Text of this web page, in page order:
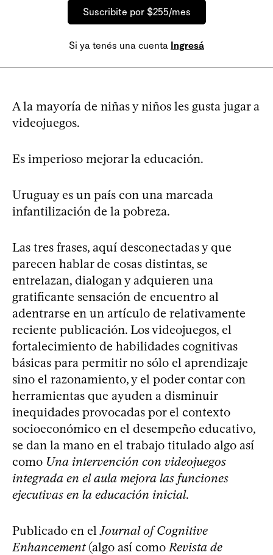
Suscribite por $255/mes
Si ya tenés una cuenta Ingresá
A la mayoría de niñas y niños les gusta jugar a
videojuegos.
Es imperioso mejorar la educación.
Uruguay es un país con una marcada
infantilización de la pobreza.
Las tres frases, aquí desconectadas y que
parecen hablar de cosas distintas, se
entrelazan, dialogan y adquieren una
gratificante sensación de encuentro al
adentrarse en un artículo de relativamente
reciente publicación. Los videojuegos, el
fortalecimiento de habilidades cognitivas
básicas para permitir no sólo el aprendizaje
sino el razonamiento, y el poder contar con
herramientas que ayuden a disminuir
inequidades provocadas por el contexto
socioeconómico en el desempeño educativo,
se dan la mano en el trabajo titulado algo así
como Una intervención con videojuegos
integrada en el aula mejora las funciones
ejecutivas en la educación inicial.
Publicado en elJournal of Cognitive
Enhancement(algo así como Revista de